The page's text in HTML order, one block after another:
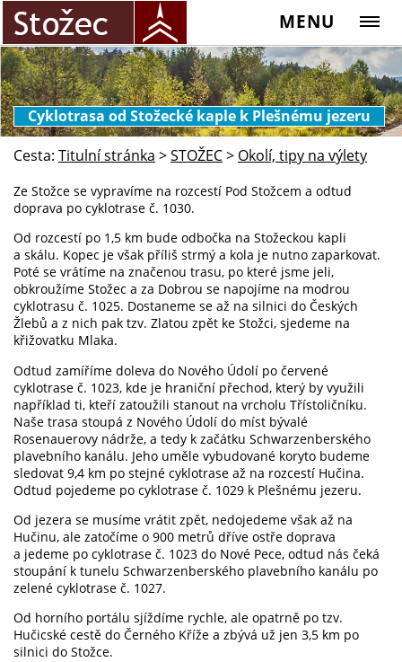
MENU
Cyklotrasa od Stožecké kaple k Plešnému jezeru
Cesta: Titulní stránka >STOŽEC> Okolí, tipy na výlety
Ze Stožce se vypravíme na rozcestí Pod Stožcem a odtud
doprava po cyklotrase č. 1030.
Od rozcestí po 1,5 km bude odbočka na Stožeckou kapli
a skálu. Kopec je však příliš strmý a kola je nutno zaparkovat.
Poté se vrátíme na značenou trasu, po které jsme jeli,
obkroužíme Stožec a za Dobrou se napojíme na modrou
cyklotrasu č. 1025. Dostaneme se až na silnici do Českých
Žlebů a z nich pak tzv. Zlatou zpět ke Stožci, sjedeme na
křižovatku Mlaka.
Odtud zamíříme doleva do Nového Údolí po červené
cyklotrase č. 1023, kde je hraniční přechod, který by využili
například ti, kteří zatoužili stanout na vrcholu Třístoličníku.
Naše trasa stoupá z Nového Údolí do míst bývalé
Rosenauerovy nádrže, a tedy k začátku Schwarzenberského
plavebního kanálu. Jeho uměle vybudované koryto budeme
sledovat 9,4 km po stejné cyklotrase až na rozcestí Hučina.
Odtud pojedeme po cyklotrase č. 1029 k Plešnému jezeru.
Od jezera se musíme vrátit zpět, nedojedeme však až na
Hučinu, ale zatočíme o 900 metrů dříve ostře doprava
a jedeme po cyklotrase č. 1023 do Nové Pece, odtud nás čeká
stoupání k tunelu Schwarzenberského plavebního kanálu po
zelené cyklotrase č. 1027.
Od horního portálu sjíždíme rychle, ale opatrně po tzv.
Hučicské cestě do Černého Kříže a zbývá už jen 3,5 km po
silnici do Stožce.